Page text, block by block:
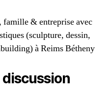
& entreprise avec
(sculpture, dessin,
à Reims Bétheny